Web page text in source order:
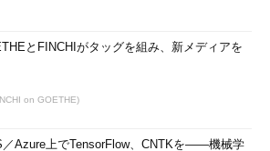
とFINCHIがタッグを組み、新メディアを
on GOETHE)
／Azure上でTensorFlow、CNTKを――機械学